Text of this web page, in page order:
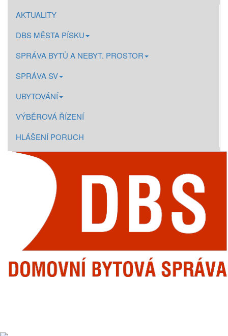
AKTUALITY
DBS MĚSTA PÍSKU
SPRÁVA BYTŮ A NEBYT. PROSTOR
SPRÁVA SV
UBYTOVÁNÍ
VÝBĚROVÁ ŘÍZENÍ
HLÁŠENÍ PORUCH